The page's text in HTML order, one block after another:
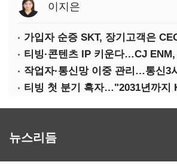
이지은
가입자 순증 SKT, 장기고객은
뉴스리듬